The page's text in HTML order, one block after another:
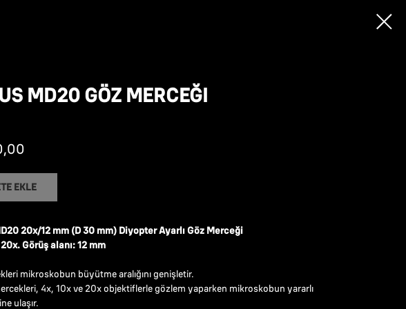
MD20 GÖZ MERCEĞI
EKLE
20х/12 mm (D 30 mm) Diyopter Ayarlı Göz Merceği
Görüş alanı: 12 mm
mikroskobun büyütme aralığını genişletir.
4x, 10x ve 20x objektiflerle gözlem yaparken mikroskobun yararlı
ulaşır.